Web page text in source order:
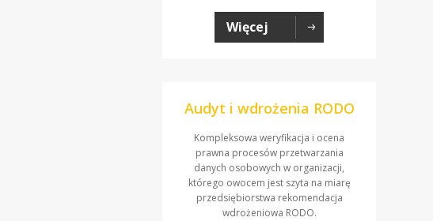
Więcej
Audyt i wdrożenia RODO
Kompleksowa weryfikacja i ocena
prawna procesów przetwarzania
danych osobowych w organizacji,
którego owocem jest szyta na miarę
przedsiębiorstwa rekomendacja
wdrożeniowa RODO.